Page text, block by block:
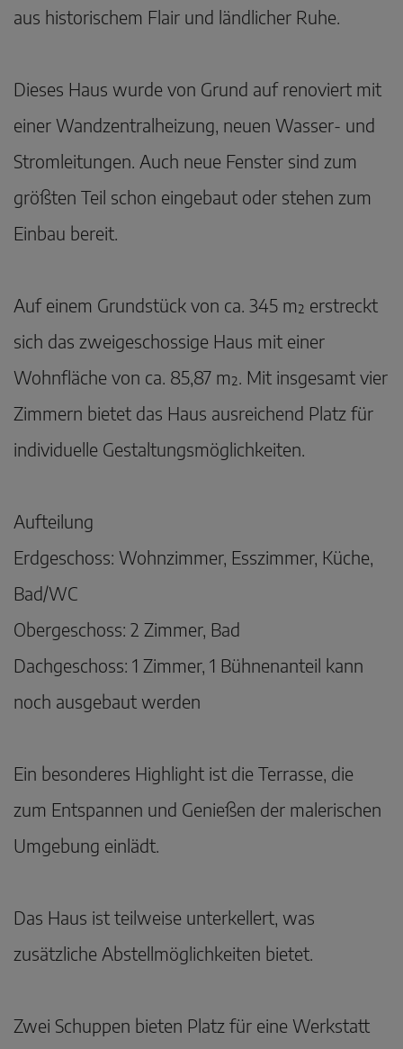
aus historischem Flair und ländlicher Ruhe.
Dieses Haus wurde von Grund auf renoviert mit
einer Wandzentralheizung, neuen Wasser- und
Stromleitungen. Auch neue Fenster sind zum
größten Teil schon eingebaut oder stehen zum
Einbau bereit.
Auf einem Grundstück von ca. 345 m² erstreckt
sich das zweigeschossige Haus mit einer
Wohnfläche von ca. 85,87 m². Mit insgesamt vier
Zimmern bietet das Haus ausreichend Platz für
individuelle Gestaltungsmöglichkeiten.
Aufteilung
Erdgeschoss: Wohnzimmer, Esszimmer, Küche,
Bad/WC
Obergeschoss: 2 Zimmer, Bad
Dachgeschoss: 1 Zimmer, 1 Bühnenanteil kann
noch ausgebaut werden
Ein besonderes Highlight ist die Terrasse, die
zum Entspannen und Genießen der malerischen
Umgebung einlädt.
Das Haus ist teilweise unterkellert, was
zusätzliche Abstellmöglichkeiten bietet.
Zwei Schuppen bieten Platz für eine Werkstatt